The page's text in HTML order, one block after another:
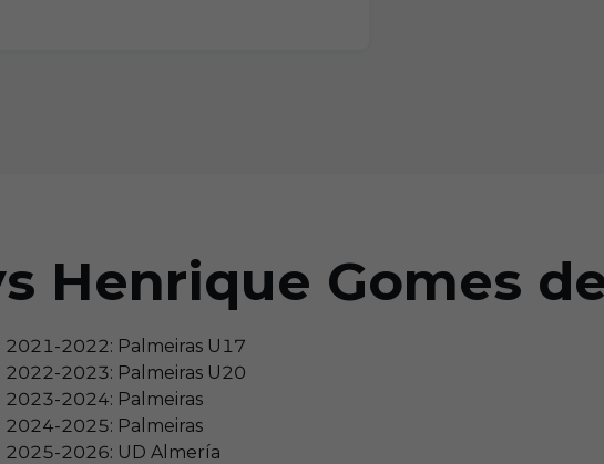
Henrique Gomes
2021-2022: Palmeiras U17
2022-2023: Palmeiras U20
2023-2024: Palmeiras
2024-2025: Palmeiras
2025-2026: UD Almería